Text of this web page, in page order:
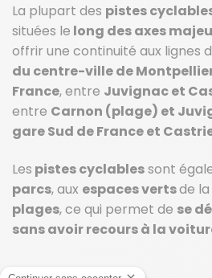
La plupart des pistes
situées le long des axes
offrir une continuité aux lignes
du centre-ville de
France, entre Juvignac et
entre Carnon (plage) et
gare Sud de France et
Les pistes cyclablessont
parcs, aux espaces vertsde
plages, ce qui permet de se
sans avoir recours à la